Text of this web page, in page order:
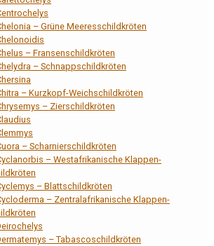
– Grüne Meeresschildkröten
– Fransenschildkröten
– Schnappschildkröten
– Kurzkopf-Weichschildkröten
– Zierschildkröten
– Scharnierschildkröten
– Westafrikanische Klappen-
– Blattschildkröten
– Zentralafrikanische Klappen-
– Tabascoschildkröten